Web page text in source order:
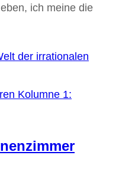
ich meine die
der irrationalen